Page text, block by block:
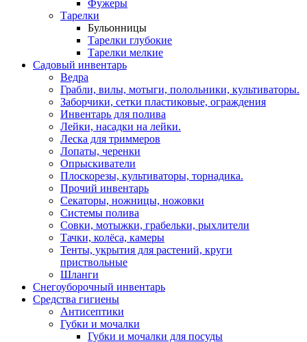
Фужеры
Тарелки
Бульонницы
Тарелки глубокие
Тарелки мелкие
Садовый инвентарь
Ведра
Грабли, вилы, мотыги, полольники, культиваторы.
Заборчики, сетки пластиковые, ограждения
Инвентарь для полива
Лейки, насадки на лейки.
Леска для триммеров
Лопаты, черенки
Опрыскиватели
Плоскорезы, культиваторы, торнадика.
Прочий инвентарь
Секаторы, ножницы, ножовки
Системы полива
Совки, мотыжки, грабельки, рыхлители
Тачки, колёса, камеры
Тенты, укрытия для растений, круги
приствольные
Шланги
Снегоуборочный инвентарь
Средства гигиены
Антисептики
Губки и мочалки
Губки и мочалки для посуды